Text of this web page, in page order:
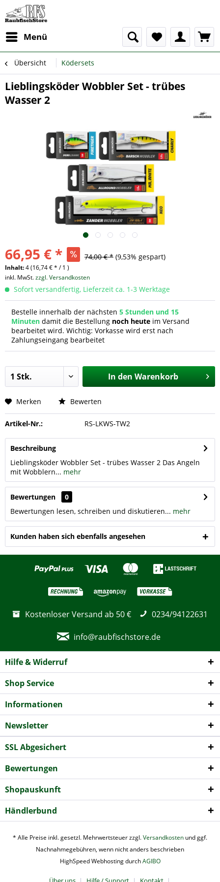
Menü
Übersicht Ködersets
Lieblingsköder Wobbler Set - trübes
Wasser 2
66,95 € * 74,00 € * (9,53% gespart)
Inhalt:4 (16,74 € * / 1 )
inkl. MwSt.zzgl. Versandkosten
Sofort versandfertig, Lieferzeit ca. 1-3 Werktage
Bestelle innerhalb der nächsten 5 Stunden und 15
Minuten damit die Bestellung noch heute im Versand
bearbeitet wird. Wichtig: Vorkasse wird erst nach
Zahlungseingang bearbeitet
In den Warenkorb
Merken Bewerten
Artikel-Nr.: RS-LKWS-TW2
Beschreibung
Lieblingsköder Wobbler Set - trübes Wasser 2 Das Angeln
mit Wobblern... mehr
Bewertungen
0
Bewertungen lesen, schreiben und diskutieren... mehr
Kunden haben sich ebenfalls angesehen
Kostenloser Versand ab 50 € 0234/94122631
info@raubfischstore.de
Hilfe & Widerruf
Shop Service
Informationen
Newsletter
SSL Abgesichert
Bewertungen
Shopauskunft
Händlerbund
* Alle Preise inkl. gesetzl. Mehrwertsteuer zzgl.Versandkosten und ggf.
Nachnahmegebühren, wenn nicht anders beschrieben
HighSpeed Webhosting durchAGIBO